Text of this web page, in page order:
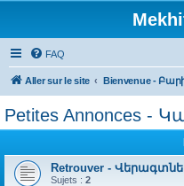
FAQ
Aller sur le site Bienvenue -
Petites Annonces -
Retrouver -
Sujets : 2